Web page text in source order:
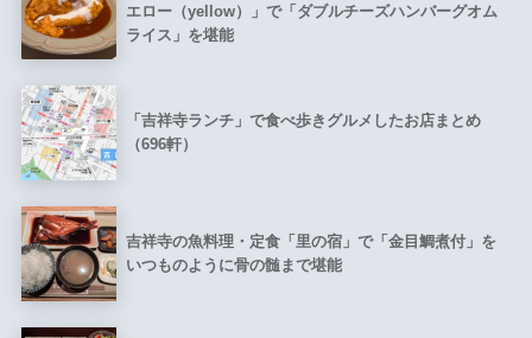
エロー（yellow）」で「ダブルチーズハンバーグオム
ライス」を堪能
「吉祥寺ランチ」で食べ歩きグルメしたお店まとめ
（696軒）
吉祥寺の魚料理・定食「里の宿」で「金目鯛煮付」を
いつものように骨の髄まで堪能